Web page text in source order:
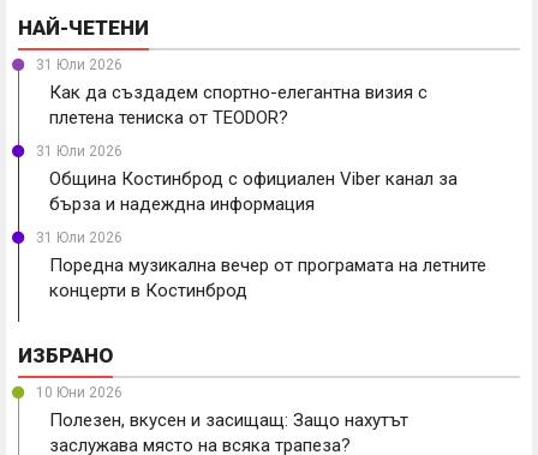
НАЙ-ЧЕТЕНИ
31 Юли 2026
Как да създадем спортно-елегантна визия с
плетена тениска от TEODOR?
31 Юли 2026
Община Костинброд с официален Viber канал за
бърза и надеждна информация
31 Юли 2026
Поредна музикална вечер от програмата на летните
концерти в Костинброд
ИЗБРАНО
10 Юни 2026
Полезен, вкусен и засищащ: Защо нахутът
заслужава място на всяка трапеза?